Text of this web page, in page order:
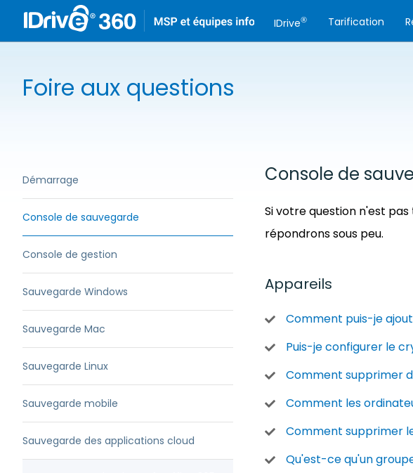
IDrive® Tarification
Foire aux questions
Démarrage
Console de sauvegarde
Console de gestion
Sauvegarde Windows
Sauvegarde Mac
Sauvegarde Linux
Sauvegarde mobile
Sauvegarde des applications cloud
Console de
Si votre question n'est
répondrons sous peu.
Appareils
Comment puis-je
Puis-je configurer le
Comment supprimer
Comment les
Comment supprimer
Qu'est-ce qu'un